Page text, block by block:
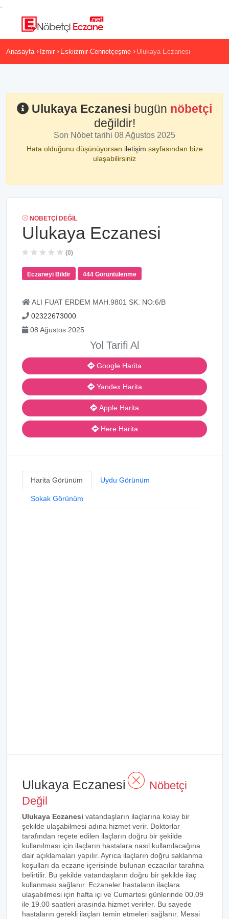
Anasayfa Izmir Eskiizmir-Cennetçeşme Ulukaya Eczanesi
Ulukaya Eczanesi bugün nöbetçi
değildir!
Son Nöbet tarihi 08 Ağustos 2025
Hata olduğunu düşünüyorsan iletişim sayfasından bize
ulaşabilirsiniz
NÖBETÇI DEĞIL
Ulukaya Eczanesi
(0)
Eczaneyi Bildir 444 Görüntülenme
ALI FUAT ERDEM MAH.9801 SK. NO:6/B
02322673000
08 Ağustos 2025
Yol Tarifi Al
Google Harita
Yandex Harita
Apple Harita
Here Harita
Harita Görünüm Uydu Görünüm
Sokak Görünüm
Ulukaya Eczanesi
Nöbetçi
Değil
Ulukaya Eczanesi vatandaşların ilaçlarına kolay bir
şekilde ulaşabilmesi adına hizmet verir. Doktorlar
tarafından reçete edilen ilaçların doğru bir şekilde
kullanılması için ilaçların hastalara nasıl kullanılacağına
dair açıklamaları yapılır. Ayrıca ilaçların doğru saklanma
koşulları da eczane içerisinde bulunan eczacılar tarafına
belirtilir. Bu şekilde vatandaşların doğru bir şekilde ilaç
kullanması sağlanır. Eczaneler hastaların ilaçlara
ulaşabilmesi için hafta içi ve Cumartesi günlerinde 00.09
ile 19.00 saatleri arasında hizmet verirler. Bu sayede
hastaların gerekli ilaçları temin etmeleri sağlanır. Mesai